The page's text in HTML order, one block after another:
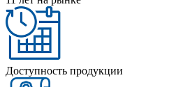
Доступность продукции